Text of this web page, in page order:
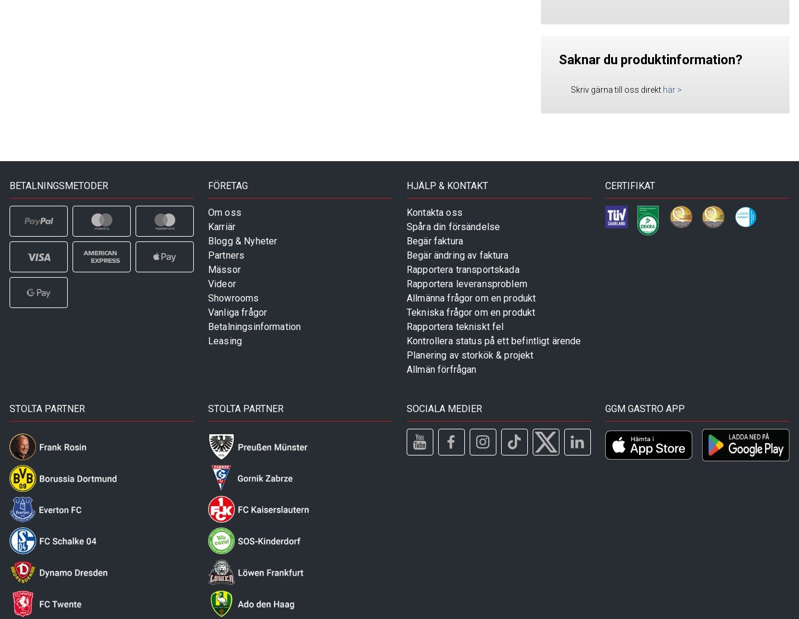
Saknar du produktinformation?
Skriv gärna till oss direkt här >
BETALNINGSMETODER FÖRETAG
Om oss
Karriär
Blogg & Nyheter
Partners
Mässor
Videor
Showrooms
Vanliga frågor
Betalningsinformation
Leasing
HJÄLP & KONTAKT
Kontakta oss
Spåra din försändelse
Begär faktura
Begär ändring av faktura
Rapportera transportskada
Rapportera leveransproblem
Allmänna frågor om en produkt
Tekniska frågor om en produkt
Rapportera tekniskt fel
Kontrollera status på ett befintligt ärende
Planering av storkök & projekt
Allmän förfrågan
CERTIFIKAT
STOLTA PARTNER STOLTA PARTNER SOCIALA MEDIER GGM GASTRO APP